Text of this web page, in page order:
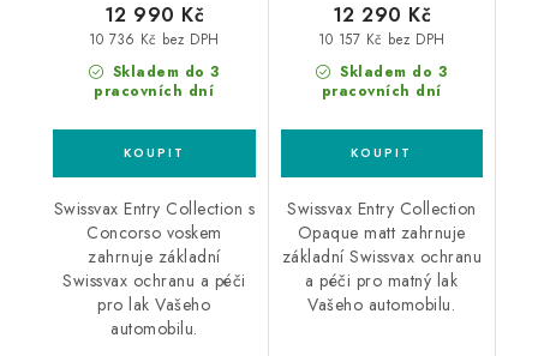
Skladem do 3
pracovních dní
10 736 Kč bez DPH
12 990 Kč
Swissvax Entry Collection s
Concorso voskem
zahrnuje základní
Swissvax ochranu a péči
pro lak Vašeho
automobilu.
Skladem do 3
pracovních dní
10 157 Kč bez DPH
12 290 Kč
Swissvax Entry Collection
Opaque matt zahrnuje
základní Swissvax ochranu
a péči pro matný lak
Vašeho automobilu.